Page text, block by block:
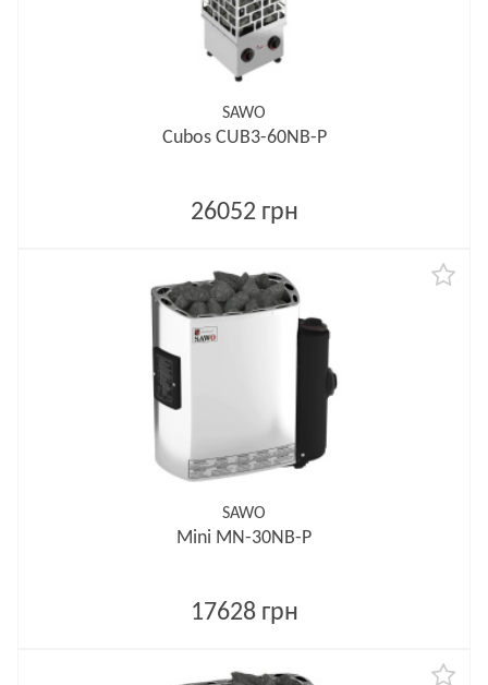
SAWO
Cubos CUB3-60NB-P
26052 грн
SAWO
Mini MN-30NB-P
17628 грн